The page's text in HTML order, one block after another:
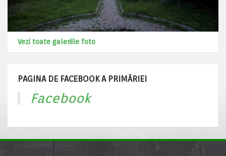
Vezi toate galeriile foto
PAGINA DE FACEBOOK A PRIMĂRIEI
Facebook